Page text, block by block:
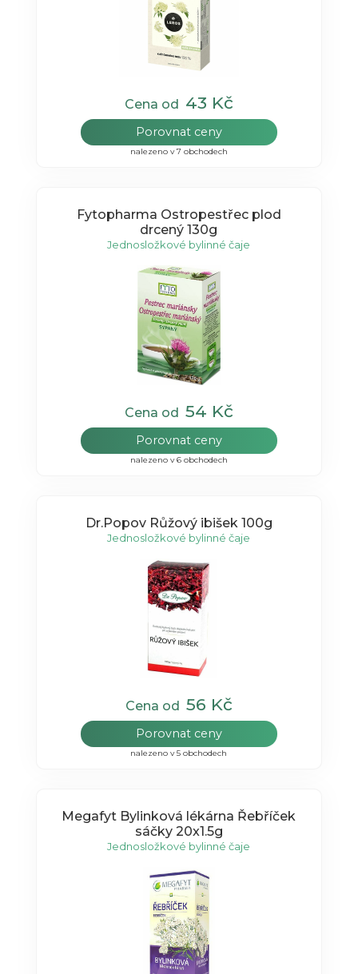
Cena od 43 Kč
Porovnat ceny
nalezeno v 7 obchodech
Fytopharma Ostropestřec plod
drcený 130g
Jednosložkové bylinné čaje
Cena od 54 Kč
Porovnat ceny
nalezeno v 6 obchodech
Dr.Popov Růžový ibišek 100g
Jednosložkové bylinné čaje
Cena od 56 Kč
Porovnat ceny
nalezeno v 5 obchodech
Megafyt Bylinková lékárna Řebříček
sáčky 20x1.5g
Jednosložkové bylinné čaje